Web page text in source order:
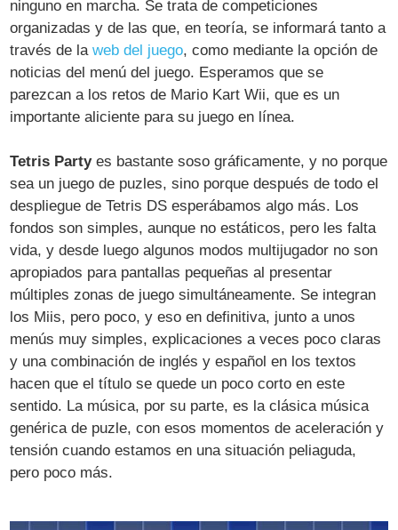
ninguno en marcha. Se trata de competiciones
organizadas y de las que, en teoría, se informará tanto a
través de laweb del juego, como mediante la opción de
noticias del menú del juego. Esperamos que se
parezcan a los retos de Mario Kart Wii, que es un
importante aliciente para su juego en línea.
Tetris Partyes bastante soso gráficamente, y no porque
sea un juego de puzles, sino porque después de todo el
despliegue de Tetris DS esperábamos algo más. Los
fondos son simples, aunque no estáticos, pero les falta
vida, y desde luego algunos modos multijugador no son
apropiados para pantallas pequeñas al presentar
múltiples zonas de juego simultáneamente. Se integran
los Miis, pero poco, y eso en definitiva, junto a unos
menús muy simples, explicaciones a veces poco claras
y una combinación de inglés y español en los textos
hacen que el título se quede un poco corto en este
sentido. La música, por su parte, es la clásica música
genérica de puzle, con esos momentos de aceleración y
tensión cuando estamos en una situación peliaguda,
pero poco más.